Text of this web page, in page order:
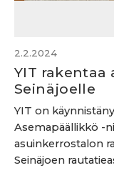
2.2.2024
YIT
Seinäjoelle
YIT on
Asemapäällikkö -
asuinkerrostalon
Seinäjoen